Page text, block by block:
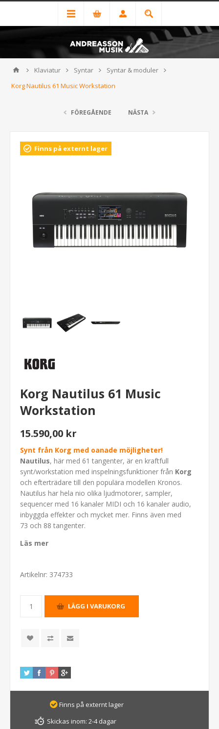
Klaviatur Syntar
Syntar & moduler
Korg Nautilus 61 Music Workstation
FÖREGÅENDE NÄSTA
Finns på externt lager
Korg Nautilus 61 Music
Workstation
15.590,00 kr
Synt från Korg med oanade möjligheter!
Nautilus, här med 61 tangenter, är en kraftfull
synt/workstation med inspelningsfunktioner från Korg
och efterträdare till den populära modellen Kronos.
Nautilus har hela nio olika ljudmotorer, sampler,
sequencer med 16 kanaler MIDI och 16 kanaler audio,
inbyggda effekter och mycket mer. Finns även med
73 och 88 tangenter.
Läs mer
Artikelnr: 374733
Finns på externt lager
Skickas inom: 2-4 dagar